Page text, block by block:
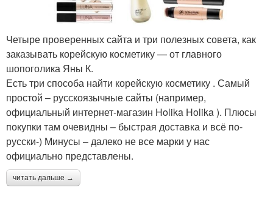
Четыре проверенных сайта и три полезных совета, как
заказывать корейскую косметику — от главного
шопоголика Яны К.
Есть три способа найти корейскую косметику . Самый
простой – русскоязычные сайты (например,
официальный интернет-магазин Holika Holika ). Плюсы
покупки там очевидны – быстрая доставка и всё по-
русски-) Минусы – далеко не все марки у нас
официально представлены.
читать дальше →